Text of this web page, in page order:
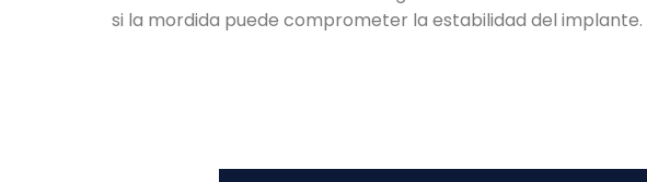
si la mordida puede comprometer la estabilidad del implante.